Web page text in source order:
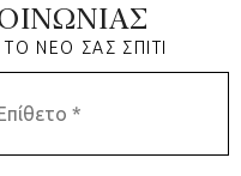
ΝΕΟ ΣΑΣ ΣΠΙΤΙ